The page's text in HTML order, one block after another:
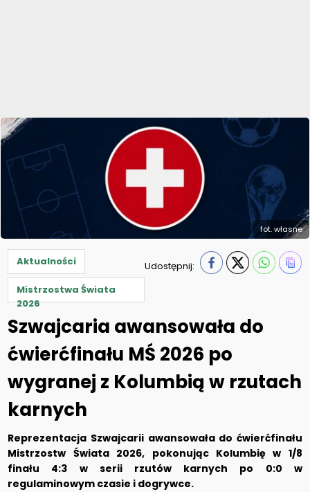
fot. własne
Aktualności
Mistrzostwa Świata
2026
Udostępnij:
Szwajcaria awansowała do
ćwierćfinału MŚ 2026 po
wygranej z Kolumbią w rzutach
karnych
Reprezentacja Szwajcarii awansowała do ćwierćfinału
Mistrzostw Świata 2026, pokonując Kolumbię w 1/8
finału 4:3 w serii rzutów karnych po 0:0 w
regulaminowym czasie i dogrywce.